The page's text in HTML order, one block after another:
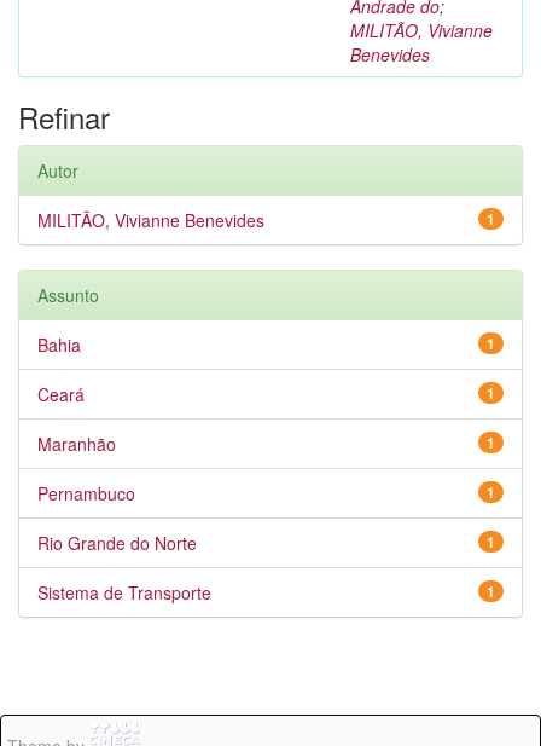
Andrade do;
MILITÃO, Vivianne
Benevides
Refinar
Autor
1
MILITÃO, Vivianne Benevides
Assunto
1
Bahia
1
Ceará
1
Maranhão
1
Pernambuco
1
Rio Grande do Norte
1
Sistema de Transporte